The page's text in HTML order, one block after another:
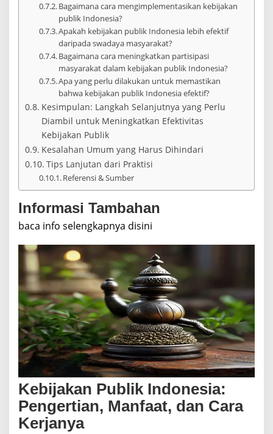
Bagaimana cara mengimplementasikan kebijakan
publik Indonesia?
Apakah kebijakan publik Indonesia lebih efektif
daripada swadaya masyarakat?
Bagaimana cara meningkatkan partisipasi
masyarakat dalam kebijakan publik Indonesia?
Apa yang perlu dilakukan untuk memastikan
bahwa kebijakan publik Indonesia efektif?
Kesimpulan: Langkah Selanjutnya yang Perlu
Diambil untuk Meningkatkan Efektivitas
Kebijakan Publik
Kesalahan Umum yang Harus Dihindari
Tips Lanjutan dari Praktisi
Referensi & Sumber
Informasi Tambahan
baca info selengkapnya disini
Kebijakan Publik Indonesia:
Pengertian, Manfaat, dan Cara
Kerjanya